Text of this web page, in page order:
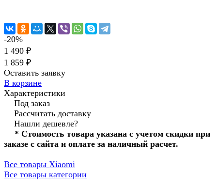
-20%
1 490 ₽
1 859 ₽
Оставить заявку
В корзине
Характеристики
Под заказ
Рассчитать доставку
Нашли дешевле?
* Стоимость товара указана с учетом скидки при
заказе с сайта и оплате за наличный расчет.
Все товары Xiaomi
Все товары категории